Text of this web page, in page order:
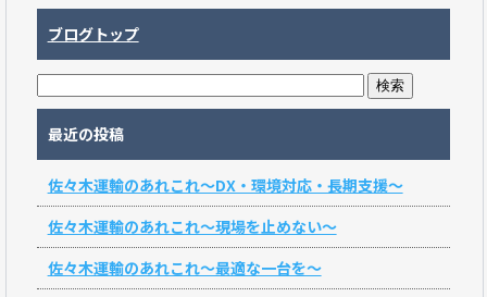
ブログトップ
最近の投稿
佐々木運輸のあれこれ～DX・環境対応・長期支援～
佐々木運輸のあれこれ～現場を止めない～
佐々木運輸のあれこれ～最適な一台を～